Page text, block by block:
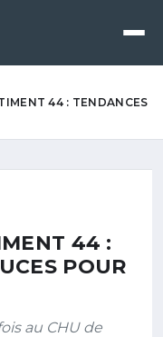
44 : TENDANCES
44 :
POUR
au CHU de